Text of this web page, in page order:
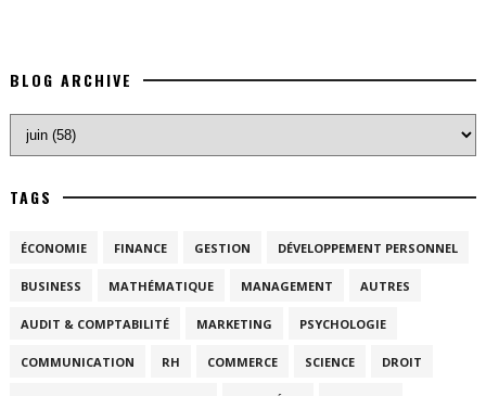
BLOG ARCHIVE
TAGS
ÉCONOMIE FINANCE GESTION DÉVELOPPEMENT PERSONNEL
BUSINESS MATHÉMATIQUE MANAGEMENT AUTRES
AUDIT & COMPTABILITÉ MARKETING PSYCHOLOGIE
COMMUNICATION RH COMMERCE SCIENCE DROIT